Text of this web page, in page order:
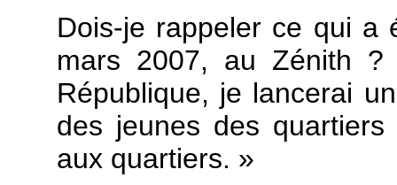
Dois-je rappeler ce qui a
mars 2007, au Zénith
République, je lancerai
des jeunes des quartiers
aux quartiers. »